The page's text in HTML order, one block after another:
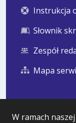
W ramach
Instrukcja
Słownik
Zespół
Mapa